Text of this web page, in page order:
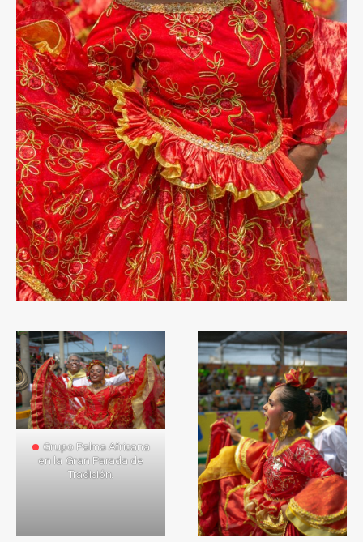
Grupo Palma Africana
en la Gran Parada de
Tradición.